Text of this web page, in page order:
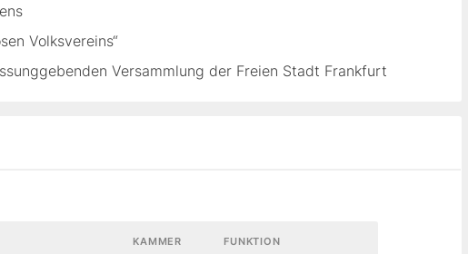
Volksvereins“
Versammlung der Freien Stadt Frankfurt
KAMMER FUNKTION